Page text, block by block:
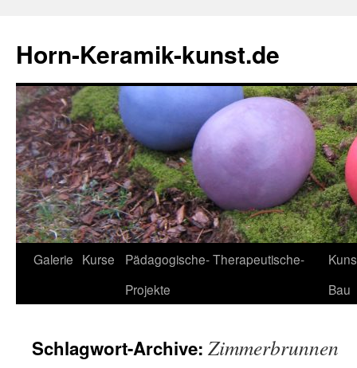
Horn-Keramik-kunst.de
Zum
Galerie Kurse
Pädagogische- Therapeutische-
Projekte
Bau
Schlagwort-Archive: Zimmerbrunnen